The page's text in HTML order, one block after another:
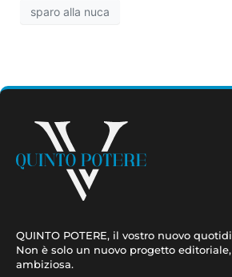
sparo alla nuca
QUINTO POTERE, il vostro nuovo
Non è solo un nuovo progetto
ambiziosa.